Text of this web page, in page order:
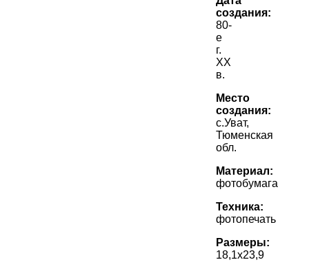
создания:
80-
е
г.
ХХ
в.
Место
создания:
с.Уват,
Тюменская
обл.
Материал:
фотобумага
Техника:
фотопечать
Размеры:
18,1х23,9